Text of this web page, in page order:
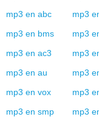
mp3 en abc mp3
mp3 en bms mp3
mp3 en ac3 mp3
mp3 en au mp3
mp3 en vox mp3
mp3 en smp mp3